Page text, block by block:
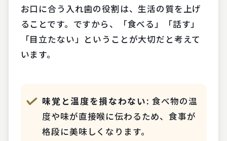
お口に合う入れ歯の役割は、生活の質を上げ
ることです。ですから、「食べる」「話す」
「目立たない」ということが大切だと考えて
います。
味覚と温度を損なわない: 食べ物の温
度や味が直接喉に伝わるため、食事が
格段に美味しくなります。